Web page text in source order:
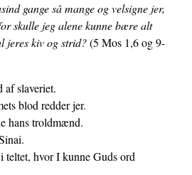
gange så mange og velsigne jer,
skulle jeg alene kunne bære alt
jeres kiv og strid?(5 Mos 1,6 og 9-
af slaveriet.
blod redder jer.
hans troldmænd.
teltet, hvor I kunne Guds ord